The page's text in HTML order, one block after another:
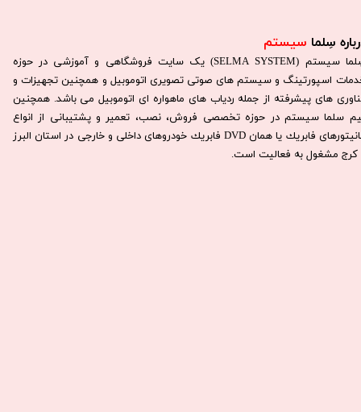
سِلما سیستم​​​​​​​
سِلما سيستم (SELMA SYSTEM) یک سایت فروشگاهی و آموزشی در حوزه
اسپورتینگ و سیستم های صوتی تصویری اتوموبیل و همچنین تجهیزات و
های پیشرفته از جمله ردیاب های ماهواره ای اتوموبیل می باشد. همچنين
سلما سيستم در حوزه تخصصی فروش، نصب، تعمير و پشتيبانی از انواع
مانيتورهای فابريك يا همان DVD فابريك خودروهای داخلی و خارجی در استان البرز
كرج مشغول به فعاليت است.​​​​​​​